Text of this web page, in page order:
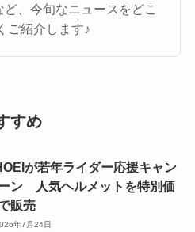
、今旬なニュースをどこ
ご紹介します♪
すめ
が若年ライダー応援キャン
ン 人気ヘルメットを特別価
販売
年7月24日